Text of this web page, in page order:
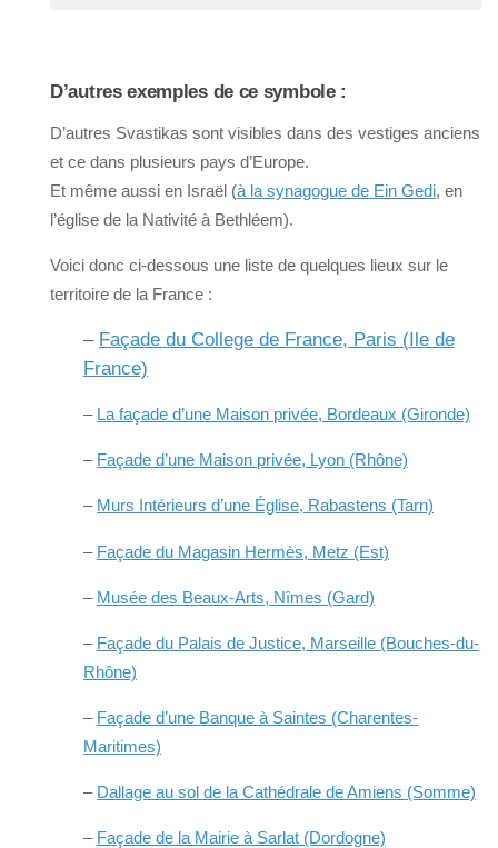
D’autres exemples de ce symbole :
D’autres Svastikas sont visibles dans des vestiges anciens
et ce dans plusieurs pays d’Europe.
Et même aussi en Israël (à la synagogue de Ein Gedi, en
l’église de la Nativité à Bethléem).
Voici donc ci-dessous une liste de quelques lieux sur le
territoire de la France :
– Façade du College de France, Paris (Ile de
France)
– La façade d’une Maison privée, Bordeaux (Gironde)
– Façade d’une Maison privée, Lyon (Rhône)
– Murs Intérieurs d’une Église, Rabastens (Tarn)
– Façade du Magasin Hermès, Metz (Est)
– Musée des Beaux-Arts, Nîmes (Gard)
– Façade du Palais de Justice, Marseille (Bouches-du-
Rhône)
– Façade d’une Banque à Saintes (Charentes-
Maritimes)
– Dallage au sol de la Cathédrale de Amiens (Somme)
– Façade de la Mairie à Sarlat (Dordogne)